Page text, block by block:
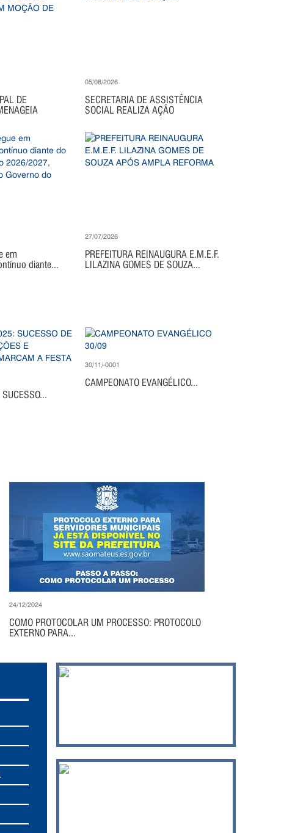
DE
05/08/2026
SECRETARIA DE ASSISTÊNCIA
SOCIAL REALIZA AÇÃO
em
diante...
27/07/2026
PREFEITURA REINAUGURA E.M.E.F.
LILAZINA GOMES DE SOUZA...
30/11/-0001
CAMPEONATO EVANGÉLICO...
24/12/2024
COMO PROTOCOLAR UM PROCESSO: PROTOCOLO
EXTERNO PARA...